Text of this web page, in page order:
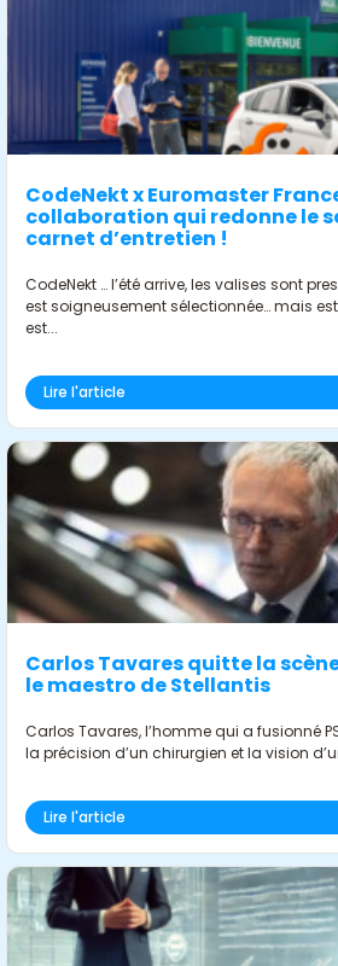
CodeNekt x Euromaster
collaboration qui redonne le
carnet d’entretien !
CodeNekt … l’été arrive, les valises sont
est soigneusement sélectionnée… mais
est...
Lire l'article
Carlos Tavares quitte la
le maestro de Stellantis
Carlos Tavares, l’homme qui a fusionné
la précision d’un chirurgien et la vision
Lire l'article